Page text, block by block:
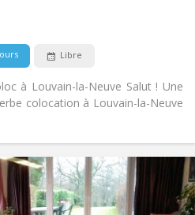
Libre
à Louvain-la-Neuve Salut ! Une
colocation à Louvain-la-Neuve
Acceptés
Infos Pratiques
Loyer:
750 €